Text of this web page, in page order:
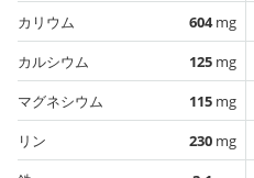
カリウム
604mg
カルシウム
125 mg
マグネシウム
115 mg
リン
230 mg